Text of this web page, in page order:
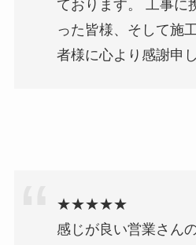
ております。 工事に
った皆様、そして施
者様に心より感謝申
★★★★★
感じが良い営業さん